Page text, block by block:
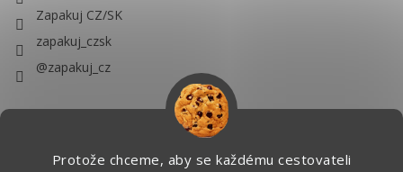
Protože chceme, aby se každému cestovateli
Zapakuj CZ/SK
zapakuj_czsk
@zapakuj_cz